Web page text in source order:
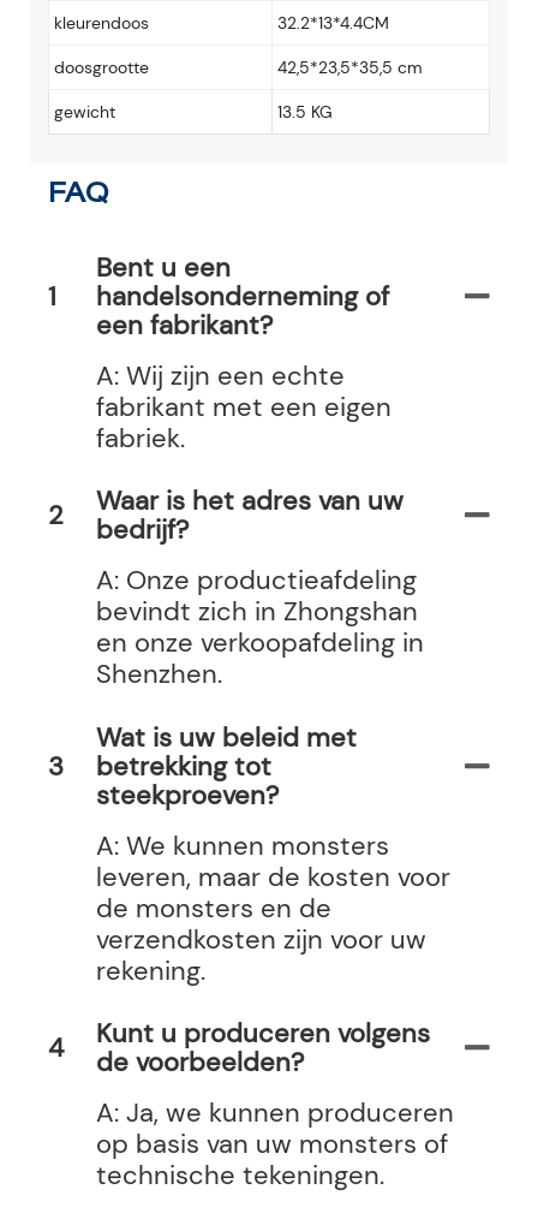
kleurendoos 32.2*13*4.4CM
doosgrootte 42,5*23,5*35,5 cm
gewicht 13.5 KG
FAQ
1
Bent u een
handelsonderneming of
een fabrikant?
A: Wij zijn een echte
fabrikant met een eigen
fabriek.
2
Waar is het adres van uw
bedrijf?
A: Onze productieafdeling
bevindt zich in Zhongshan
en onze verkoopafdeling in
Shenzhen.
3
Wat is uw beleid met
betrekking tot
steekproeven?
A: We kunnen monsters
leveren, maar de kosten voor
de monsters en de
verzendkosten zijn voor uw
rekening.
4
Kunt u produceren volgens
de voorbeelden?
A: Ja, we kunnen produceren
op basis van uw monsters of
technische tekeningen.